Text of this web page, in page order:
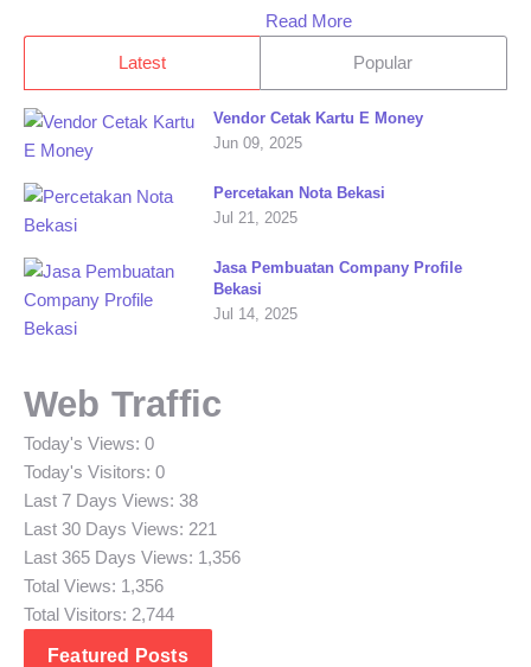
Read More
Latest Popular
Vendor Cetak Kartu E Money
Jun 09, 2025
Percetakan Nota Bekasi
Jul 21, 2025
Jasa Pembuatan Company Profile
Bekasi
Jul 14, 2025
Web Traffic
Today's Views: 0
Today's Visitors: 0
Last 7 Days Views: 38
Last 30 Days Views: 221
Last 365 Days Views: 1,356
Total Views: 1,356
Total Visitors: 2,744
Featured Posts